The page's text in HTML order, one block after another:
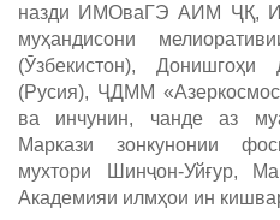
назди ИМОваГЭ АИМ ҶҚ,
муҳандисони
(Ӯзбекистон),
(Русия), ҶДММ
ва инчунин, чанде аз
Маркази зонкунонии
мухтори Шинҷон-Уйғур,
Академияи илмҳои ин